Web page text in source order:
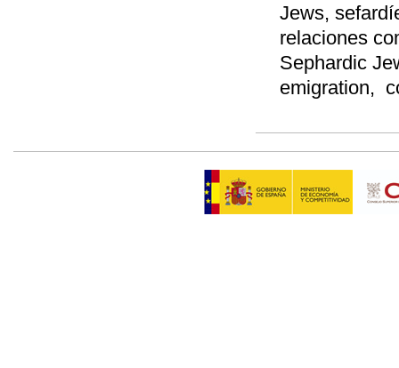
Jews,
relaciones
Sephardic
emigration,